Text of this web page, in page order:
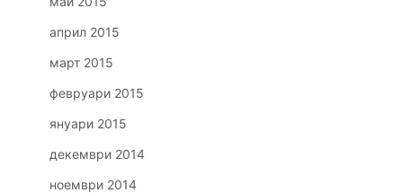
април 2015
март 2015
февруари 2015
януари 2015
декември 2014
ноември 2014